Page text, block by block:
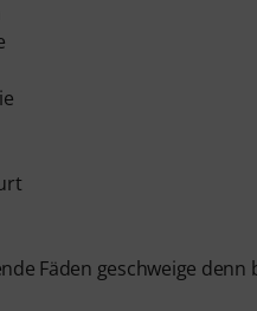
Fäden geschweige denn